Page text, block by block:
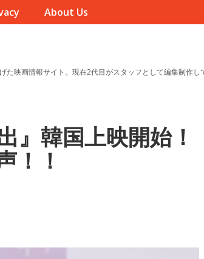
About Us
映画情報サイト。現在2代目がスタッフとして編集制作し
』韓国上映開始！
！！